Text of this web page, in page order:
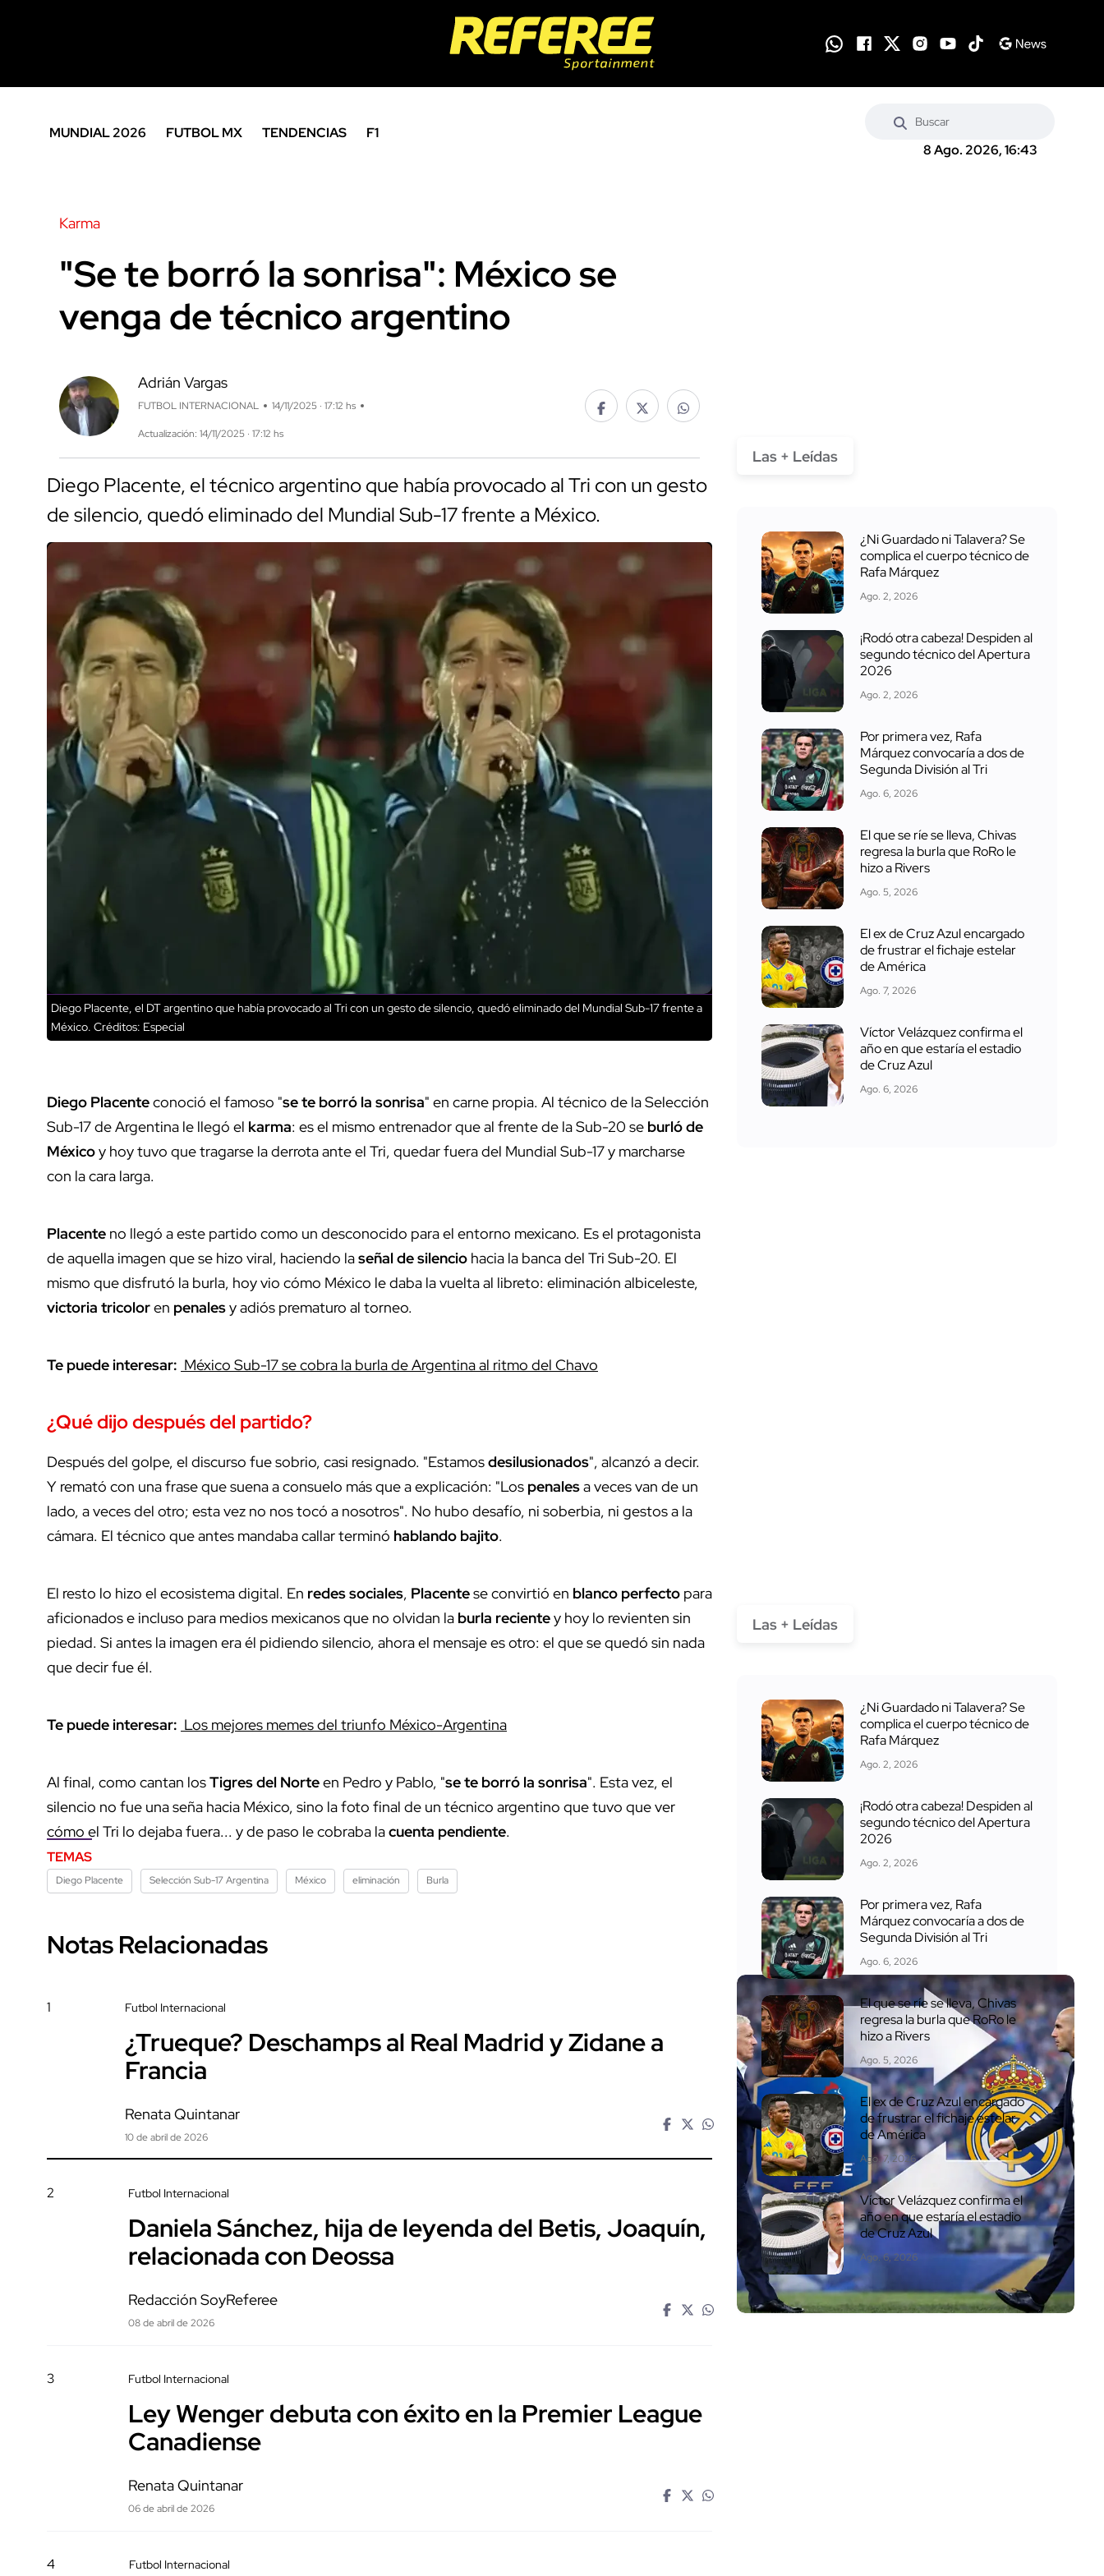
MUNDIAL 2026 FUTBOL MX TENDENCIAS
F1
8 Ago. 2026, 16:43
Karma
"Se te borró la sonrisa": México se
venga de técnico argentino
Adrián Vargas
FUTBOL INTERNACIONAL 14/11/2025 · 17:12 hs
Actualización: 14/11/2025 · 17:12 hs
Diego Placente, el técnico argentino que había provocado al Tri con un gesto
de silencio, quedó eliminado del Mundial Sub-17 frente a México.
Diego Placente, el DT argentino que había provocado al Tri con un gesto de silencio, quedó eliminado del Mundial Sub-17 frente a
México. Créditos: Especial
Diego Placenteconoció el famoso "se te borró la sonrisa" en carne propia. Al técnico de la Selección
Sub-17 de Argentina le llegó el karma: es el mismo entrenador que al frente de la Sub-20 se burló de
Méxicoy hoy tuvo que tragarse la derrota ante el Tri, quedar fuera del Mundial Sub-17 y marcharse
con la cara larga.
Placente no llegó a este partido como un desconocido para el entorno mexicano. Es el protagonista
de aquella imagen que se hizo viral, haciendo laseñal de silencio hacia la banca del Tri Sub-20. El
mismo que disfrutó la burla, hoy vio cómo México le daba la vuelta al libreto: eliminación albiceleste,
victoria tricoloren penalesy adiós prematuro al torneo.
Te puede interesar: México Sub-17 se cobra la burla de Argentina al ritmo del Chavo
¿Qué dijo después del partido?
Después del golpe, el discurso fue sobrio, casi resignado. "Estamosdesilusionados", alcanzó a decir.
Y remató con una frase que suena a consuelo más que a explicación: "Los penalesa veces van de un
lado, a veces del otro; esta vez no nos tocó a nosotros". No hubo desafío, ni soberbia, ni gestos a la
cámara. El técnico que antes mandaba callar terminó hablando bajito.
El resto lo hizo el ecosistema digital. En redes sociales, Placentese convirtió en blanco perfecto para
aficionados e incluso para medios mexicanos que no olvidan la burla recientey hoy lo revienten sin
piedad. Si antes la imagen era él pidiendo silencio, ahora el mensaje es otro: el que se quedó sin nada
que decir fue él.
Te puede interesar: Los mejores memes del triunfo México-Argentina
Al final, como cantan losTigres del Norteen Pedro y Pablo, "se te borró la sonrisa". Esta vez, el
silencio no fue una seña hacia México, sino la foto final de un técnico argentino que tuvo que ver
cómo el Tri lo dejaba fuera... y de paso le cobraba lacuenta pendiente.
TEMAS
Diego Placente Selección Sub-17 Argentina México eliminación Burla
Notas Relacionadas
1 Futbol Internacional
¿Trueque? Deschamps al Real Madrid y Zidane a
Francia
Renata Quintanar
10 de abril de 2026
2 Futbol Internacional
Daniela Sánchez, hija de leyenda del Betis, Joaquín,
relacionada con Deossa
Redacción SoyReferee
08 de abril de 2026
3 Futbol Internacional
Ley Wenger debuta con éxito en la Premier League
Canadiense
Renata Quintanar
06 de abril de 2026
4 Futbol Internacional
Las + Leídas
¿Ni Guardado ni Talavera? Se
complica el cuerpo técnico de
Rafa Márquez
Ago. 2, 2026
¡Rodó otra cabeza! Despiden al
segundo técnico del Apertura
2026
Ago. 2, 2026
Por primera vez, Rafa
Márquez convocaría a dos de
Segunda División al Tri
Ago. 6, 2026
El que se ríe se lleva, Chivas
regresa la burla que RoRo le
hizo a Rivers
Ago. 5, 2026
El ex de Cruz Azul encargado
de frustrar el fichaje estelar
de América
Ago. 7, 2026
Víctor Velázquez confirma el
año en que estaría el estadio
de Cruz Azul
Ago. 6, 2026
Las + Leídas
¿Ni Guardado ni Talavera? Se
complica el cuerpo técnico de
Rafa Márquez
Ago. 2, 2026
¡Rodó otra cabeza! Despiden al
segundo técnico del Apertura
2026
Ago. 2, 2026
Por primera vez, Rafa
Márquez convocaría a dos de
Segunda División al Tri
Ago. 6, 2026
El que se ríe se lleva, Chivas
regresa la burla que RoRo le
hizo a Rivers
Ago. 5, 2026
El ex de Cruz Azul encargado
de frustrar el fichaje estelar
de América
Ago. 7, 2026
Víctor Velázquez confirma el
año en que estaría el estadio
de Cruz Azul
Ago. 6, 2026